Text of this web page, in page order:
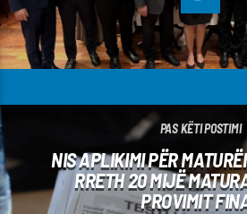
PAS KËTI POSTIMI
NIS APLIKIMI PËR
RRETH 20 MIJË
PROVIMIT